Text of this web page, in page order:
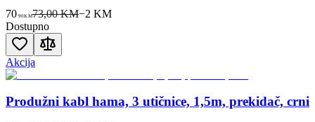
70 90KM73,00 KM−2 KM
Dostupno
Akcija
Produžni kabl hama, 3 utičnice, 1,5m, prekidač, crni